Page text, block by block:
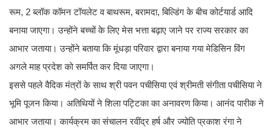
रूम, 2 ब्लॉक कॉमन टॉयलेट व बाथरूम, बरामदा, बिल्डिंग के बीच कोर्टयार्ड आदि
बनाया जाएगा। उन्होंने बच्चों के लिए मेस भत्ता बढ़ाए जाने पर राज्य सरकार का
आभार जताया। उन्होंने बताया कि मूंधड़ा परिवार द्वारा बनाया गया मेडिसिन विंग
अगले माह प्रदेश को समर्पित कर दिया जाएगा।
इससे पहले वैदिक मंत्रों के साथ श्री पवन पचीसिया एवं श्रीमती संगीता पचीसिया ने
भूमि पूजन किया। अतिथियों ने शिला पट्टिका का अनावरण किया। आनंद पारीक ने
आभार जताया। कार्यक्रम का संचालन रवींद्र हर्ष और ज्योति प्रकाश रंगा ने